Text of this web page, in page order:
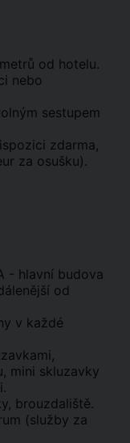
od hotelu.
nebo
sestupem
zdarma,
za osušku).
- hlavní budova
od
v každé
mini skluzavky
brouzdaliště.
(služby za